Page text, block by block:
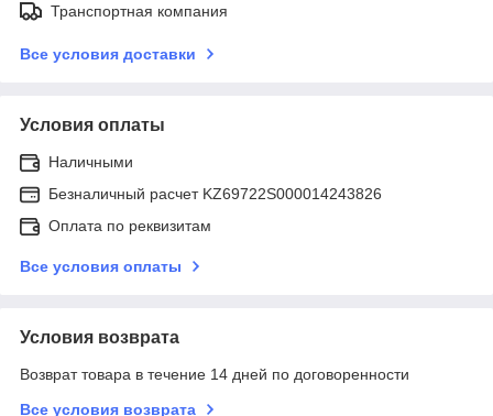
Транспортная компания
Все условия доставки
Условия оплаты
Наличными
Безналичный расчет KZ69722S000014243826
Оплата по реквизитам
Все условия оплаты
Условия возврата
Возврат товара в течение 14 дней по договоренности
Все условия возврата